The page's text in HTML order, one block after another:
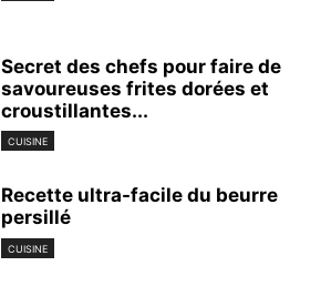
Secret des chefs pour faire de
savoureuses frites dorées et
croustillantes...
CUISINE
Recette ultra-facile du beurre
persillé
CUISINE